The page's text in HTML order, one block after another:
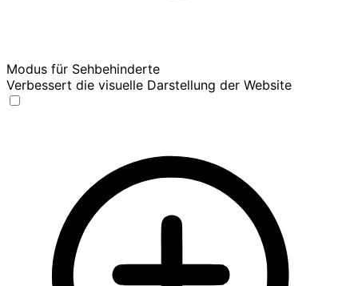
Modus für Sehbehinderte
Verbessert die visuelle Darstellung der Website